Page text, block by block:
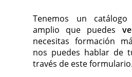
Tenemos un
amplio que puedes
necesitas formación
nos puedes hablar de
través de este formulario.